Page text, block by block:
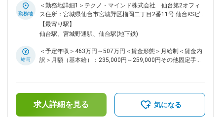
解しているパートナー」として長期的な信頼関係を築いている
点が、同業他社と比較した際の大きな強みです。 変更の範
囲：会社の定める業務
北で、日本の半導体の未来を創る。 私たちは、過去の叡智を
未来の力に変え、お客様に最も寄り添う技術パートナー（伴走
者）です。 ■業務概要： ◇大手半導体メーカーの工場に常駐
し、生産の心臓部であるMES（製造実行システム）及び周辺シ
す。 ◇しかし、私たちの役割は単なるシステム開発・保守に留
まりません。 30年にわたり現場に寄り添い、お客様の成功を
的拠点として、国を挙げた注目を集めています。この歴史的な
転換点において、安定した事業基盤の上で、あなたの手で日本
のものづくりを支える、やりがいのある仕事に挑戦しません
か？ 【当社の半導体製造業向けソリューションのご紹介】
勤務地
＜勤務地詳細1＞テクノ・マインド株式会社 仙台第2オフィ
ス住所：宮城県仙台市宮城野区榴岡二丁目2番11号 仙台KSビ
ル勤務地最寄駅：各線／仙台駅受動喫煙対策：その他（敷地内
禁煙（屋外喫煙可能場所あり））＜勤務地詳細2＞顧客先（山
煙変更の範囲：会社の定める事業所（リモートワーク含む）
【最寄り駅】
仙台駅、宮城野通駅、仙台駅(地下鉄)
給与
＜予定年収＞463万円～507万円＜賃金形態＞月給制＜賃金内
訳＞月額（基本給）：235,000円～259,000円その他固定手当/
その他固定手当：住宅手当■昇給：年1回（4月）■賞与：年3回
（夏期、冬期、年末）※2023年実績5.6か月、2024年実績5.3
か月、2025年実績5.4か月賃金はあくまでも目安の金額であ
求人詳細を見る 気になる